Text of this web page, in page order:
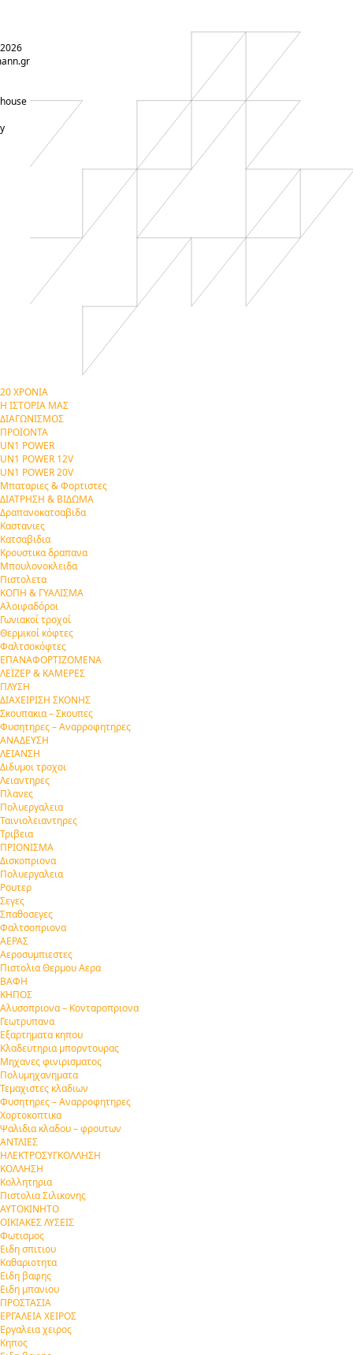
20 ΧΡΟΝΙΑ
Η ΙΣΤΟΡΙΑ ΜΑΣ
ΔΙΑΓΩΝΙΣΜΟΣ
ΠΡΟΪΟΝΤΑ
UN1 POWER
UN1 POWER 12V
UN1 POWER 20V
Μπαταριες & Φορτιστες
ΔΙΑΤΡΗΣΗ & ΒΙΔΩΜΑ
Δραπανοκατσαβιδα
Καστανιες
Κατσαβιδια
Κρουστικα δραπανα
Μπουλονοκλειδα
Πιστολετα
ΚΟΠΗ & ΓΥΑΛΙΣΜΑ
Αλοιφαδόροι
Γωνιακοί τροχοί
Θερμικοί κόφτες
Φαλτσοκόφτες
ΕΠΑΝΑΦΟΡΤΙΖΟΜΕΝΑ
ΛΕΪΖΕΡ & ΚΑΜΕΡΕΣ
ΠΛΥΣΗ
ΔΙΑΧΕΙΡΙΣΗ ΣΚΟΝΗΣ
Σκουπακια – Σκουπες
Φυσητηρες – Αναρροφητηρες
ΑΝΑΔΕΥΣΗ
ΛΕΙΑΝΣΗ
Διδυμοι τροχοι
Λειαντηρες
Πλανες
Πολυεργαλεια
Ταινιολειαντηρες
Τριβεια
ΠΡΙΟΝΙΣΜΑ
Δισκοπριονα
Πολυεργαλεια
Ρουτερ
Σεγες
Σπαθοσεγες
Φαλτσοπριονα
ΑΕΡΑΣ
Αεροσυμπιεστες
Πιστολια Θερμου Αερα
ΒΑΦΗ
ΚΗΠΟΣ
Αλυσοπριονα – Κονταροπριονα
Γεωτρυπανα
Εξαρτηματα κηπου
Κλαδευτηρια μπορντουρας
Μηχανες φινιρισματος
Πολυμηχανηματα
Τεμαχιστες κλαδιων
Φυσητηρες – Αναρροφητηρες
Χορτοκοπτικα
Ψαλιδια κλαδου – φρουτων
ΑΝΤΛΙΕΣ
ΗΛΕΚΤΡΟΣΥΓΚΟΛΛΗΣΗ
ΚΟΛΛΗΣΗ
Κολλητηρια
Πιστολια Σιλικονης
ΑΥΤΟΚΙΝΗΤΟ
ΟΙΚΙΑΚΕΣ ΛΥΣΕΙΣ
Φωτισμος
Ειδη σπιτιου
Καθαριοτητα
Ειδη βαφης
Ειδη μπανιου
ΠΡΟΣΤΑΣΙΑ
ΕΡΓΑΛΕΙΑ ΧΕΙΡΟΣ
Εργαλεια χειρος
Κηπος